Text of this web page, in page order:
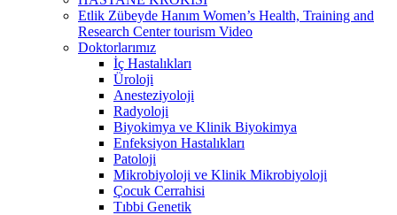
Etlik Zübeyde Hanım Women’s Health, Training and
Research Center tourism Video
Doktorlarımız
İç Hastalıkları
Üroloji
Anesteziyoloji
Radyoloji
Biyokimya ve Klinik Biyokimya
Enfeksiyon Hastalıkları
Patoloji
Mikrobiyoloji ve Klinik Mikrobiyoloji
Çocuk Cerrahisi
Tıbbi Genetik